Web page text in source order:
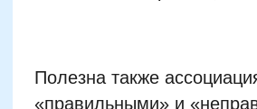
даже трехзначными: 134 — четное,
потому что заканчивается на 4; 251 —